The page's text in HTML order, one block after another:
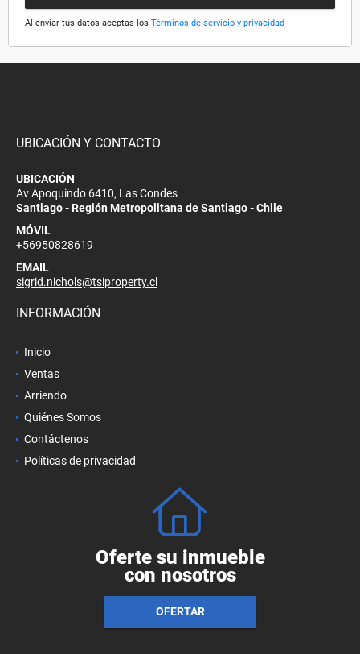
Al enviar tus datos aceptas los Términos de servicio y privacidad
UBICACIÓN Y CONTACTO
UBICACIÓN
Av Apoquindo 6410, Las Condes
Santiago - Región Metropolitana de Santiago - Chile
MÓVIL
+56950828619
EMAIL
sigrid.nichols@tsiproperty.cl
INFORMACIÓN
Inicio
Ventas
Arriendo
Quiénes Somos
Contáctenos
Políticas de privacidad
Oferte su inmueble
con nosotros
OFERTAR